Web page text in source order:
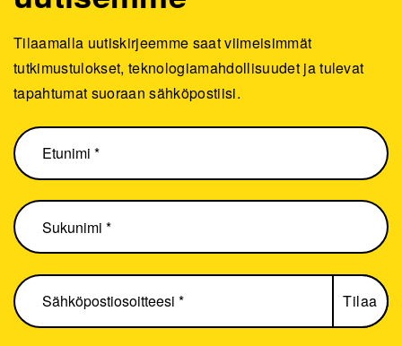
Tilaamalla uutiskirjeemme saat viimeisimmät
tutkimustulokset, teknologiamahdollisuudet ja tulevat
tapahtumat suoraan sähköpostiisi.